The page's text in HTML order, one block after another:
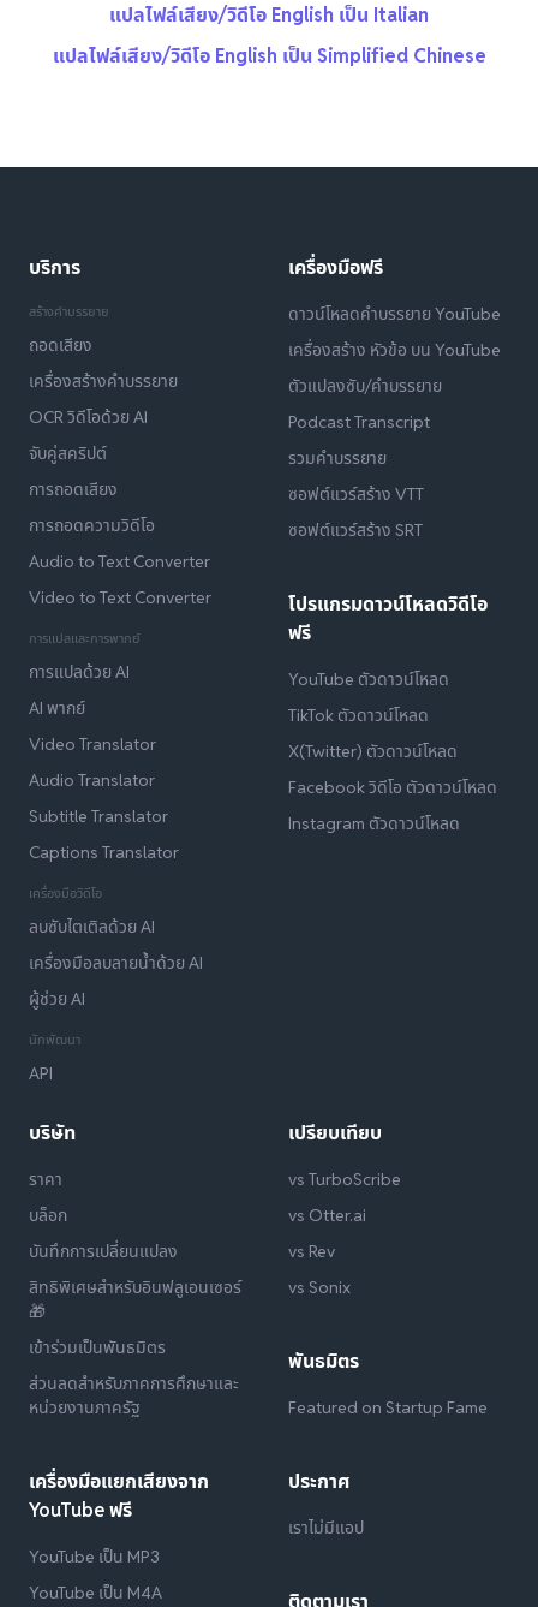
แปลไฟล์เสียง/วิดีโอ English เป็น Italian
แปลไฟล์เสียง/วิดีโอ English เป็น Simplified Chinese
บริการ
สร้างคำบรรยาย
ถอดเสียง
เครื่องสร้างคำบรรยาย
OCR วิดีโอด้วย AI
จับคู่สคริปต์
การถอดเสียง
การถอดความวิดีโอ
Audio to Text Converter
Video to Text Converter
การแปลและการพากย์
การแปลด้วย AI
AI พากย์
Video Translator
Audio Translator
Subtitle Translator
Captions Translator
เครื่องมือวิดีโอ
ลบซับไตเติลด้วย AI
เครื่องมือลบลายน้ำด้วย AI
ผู้ช่วย AI
นักพัฒนา
API
เครื่องมือฟรี
ดาวน์โหลดคำบรรยาย YouTube
เครื่องสร้าง หัวข้อ บน YouTube
ตัวแปลงซับ/คำบรรยาย
Podcast Transcript
รวมคำบรรยาย
ซอฟต์แวร์สร้าง VTT
ซอฟต์แวร์สร้าง SRT
โปรแกรมดาวน์โหลดวิดีโอ
ฟรี
YouTube ตัวดาวน์โหลด
TikTok ตัวดาวน์โหลด
X(Twitter) ตัวดาวน์โหลด
Facebook วิดีโอ ตัวดาวน์โหลด
Instagram ตัวดาวน์โหลด
บริษัท
ราคา
บล็อก
บันทึกการเปลี่ยนแปลง
สิทธิพิเศษสำหรับอินฟลูเอนเซอร์
🎁
เข้าร่วมเป็นพันธมิตร
ส่วนลดสำหรับภาคการศึกษาและ
หน่วยงานภาครัฐ
เครื่องมือแยกเสียงจาก
YouTube ฟรี
YouTube เป็น MP3
YouTube เป็น M4A
เปรียบเทียบ
vs TurboScribe
vs Otter.ai
vs Rev
vs Sonix
พันธมิตร
Featured on Startup Fame
ประกาศ
เราไม่มีแอป
ติดตามเรา